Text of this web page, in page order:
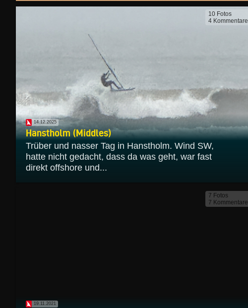
10 Fotos
4 Kommentare
14.12.2025
Hanstholm (Middles)
Trüber und nasser Tag in Hanstholm. Wind SW,
hatte nicht gedacht, dass da was geht, war fast
direkt offshore und...
7 Fotos
7 Kommentare
19.11.2021